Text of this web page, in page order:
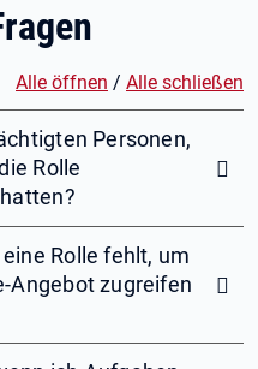
Alle öffnen / Alle schließen
Personen,
Rolle
Rolle fehlt, um
Angebot zugreifen